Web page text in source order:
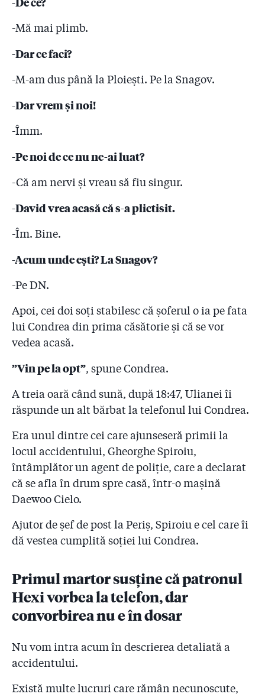
-Mă mai plimb.
-Dar ce faci?
-M-am dus până la Ploiești. Pe la Snagov.
-Dar vrem și noi!
-Îmm.
-Pe noi de ce nu ne-ai luat?
-Că am nervi și vreau să fiu singur.
-David vrea acasă că s-a plictisit.
-Îm. Bine.
-Acum unde ești? La Snagov?
-Pe DN.
Apoi, cei doi soți stabilesc că șoferul o ia pe fata
lui Condrea din prima căsătorie și că se vor
vedea acasă.
”Vin pe la opt”, spune Condrea.
A treia oară când sună, după 18:47, Ulianei îi
răspunde un alt bărbat la telefonul lui Condrea.
Era unul dintre cei care ajunseseră primii la
locul accidentului, Gheorghe Spiroiu,
întâmplător un agent de poliție, care a declarat
că se afla în drum spre casă, într-o mașină
Daewoo Cielo.
Ajutor de șef de post la Periș, Spiroiu e cel care îi
dă vestea cumplită soției lui Condrea.
Primul martor susține că patronul
Hexi vorbea la telefon, dar
convorbirea nu e în dosar
Nu vom intra acum în descrierea detaliată a
accidentului.
Există multe lucruri care rămân necunoscute,